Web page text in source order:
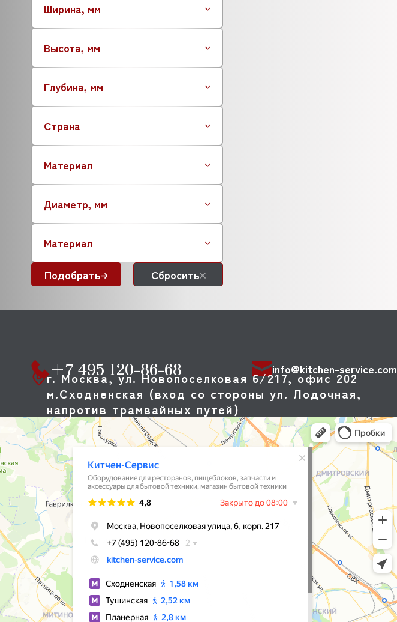
BERKEL
BRAS
BRAVILOR BONAMAT
BREMA
BRITA
BRISKLY
CAB
CAMBRO
CANCAN
CAS
CASADIO
CARBOMA (Карбома)
CELME
CNIX
COOLEQ
COLDLINE
CONVOTHERM
CRYSPI
CUNILL
CUCKOO
CUPPONE
CIME
DANUBE
DE VECCHI
DERBY
DIHR
DIRMAK
DYNAMIC
CRAZY PAN
EKSI
ENIGMA
DANLER
ELECTROLUX (ZANUSSI)
Ширина, мм
Высота, мм
Глубина, мм
Страна
Материал
Диаметр, мм
Материал
Подобрать Сбросить
+7 495 120-86-68 info@kitchen-service.com
г. Москва, ул. Новопоселковая 6/217, офис 202
м.Сходненская (вход со стороны ул. Лодочная,
напротив трамвайных путей)